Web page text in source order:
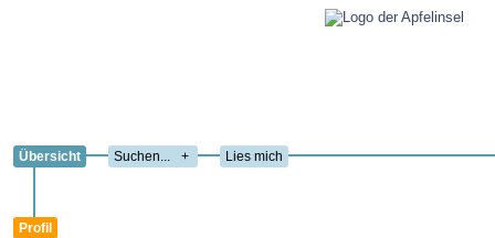
Übersicht + Lies mich
Profil